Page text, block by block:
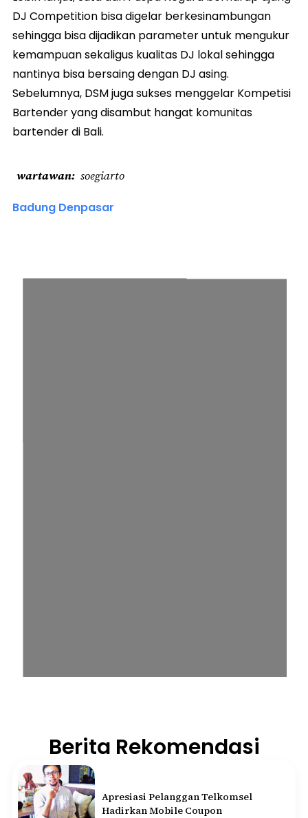
DJ Competition bisa digelar berkesinambungan
sehingga bisa dijadikan parameter untuk mengukur
kemampuan sekaligus kualitas DJ lokal sehingga
nantinya bisa bersaing dengan DJ asing.
Sebelumnya, DSM juga sukses menggelar Kompetisi
Bartender yang disambut hangat komunitas
bartender di Bali.
wartawan soegiarto
Badung Denpasar
Berita Rekomendasi
Apresiasi Pelanggan Telkomsel
Hadirkan Mobile Coupon